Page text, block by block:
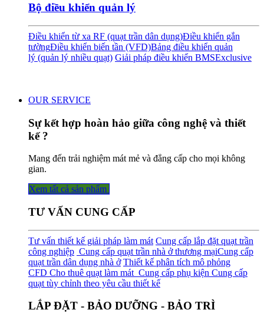
Bộ điều khiển quản lý
Điều khiển từ xa RF (quạt trần dân dụng)Điều khiển gắn
tườngĐiều khiển biến tần (VFD)Bảng điều khiển quản
lý (quản lý nhiều quạt) Giải pháp điều khiển BMSExclusive
OUR SERVICE
Sự kết hợp hoàn hảo giữa công nghệ và thiết
kế ?
Mang đến trải nghiệm mát mẻ và đẳng cấp cho mọi không
gian.
Xem tất cả sản phẩm
TƯ VẤN CUNG CẤP
Tư vấn thiết kế giải pháp làm mát Cung cấp lắp đặt quạt trần
công nghiệp Cung cấp quạt trần nhà ở thương mạiCung cấp
quạt trần dân dụng nhà ở Thiết kế phân tích mô phỏng
CFD Cho thuê quạt làm mát Cung cấp phụ kiện Cung cấp
quạt tùy chỉnh theo yêu cầu thiết kế
LẮP ĐẶT - BẢO DƯỠNG - BẢO TRÌ